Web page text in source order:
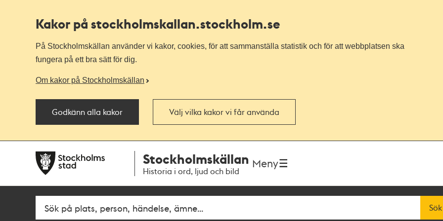
Kakor på stockholmskallan.stockholm.se
På Stockholmskällan använder vi kakor, cookies, för att sammanställa statistik och för att webbplatsen ska
fungera på ett bra sätt för dig.
Om kakor på Stockholmskällan
Godkänn alla kakor Välj vilka kakor vi får använda
navigationen
huvudinnehållet
Stockholmskällan
Historia i ord, ljud och bild
Meny
Fritextsök Sök